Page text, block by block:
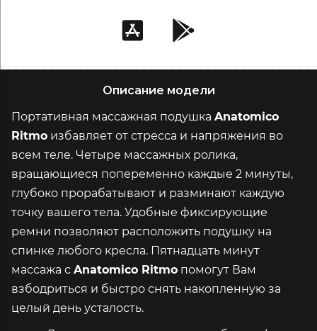
Описание модели
Портативная массажная подушка Anatomico
Ritmo избавляет от стресса и напряжения во
всем теле. Четыре массажных ролика,
вращающиеся попеременно каждые 2 минуты,
глубоко прорабатывают и разминают каждую
точку вашего тела. Удобные фиксирующие
ремни позволяют расположить подушку на
спинке любого кресла. Пятнадцать минут
массажа с Anatomico Ritmo помогут Вам
взбодриться и быстро снять накопленную за
целый день усталость.